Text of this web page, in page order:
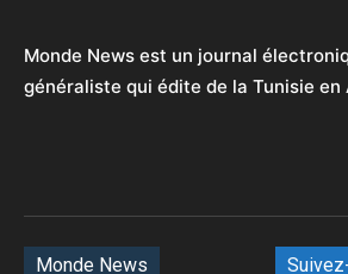
Monde News est un journal
généraliste qui édite de la Tunisie en
Monde News